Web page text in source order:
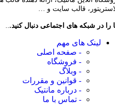
قالب سایت و …
را در شبکه های اجتماعی دنبال کنید...
لینک های مهم
- صفحه اصلی
- فروشگاه
- وبلاگ
- قوانین و مقررات
- درباره مانتیک
- تماس با ما